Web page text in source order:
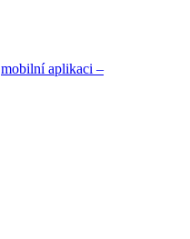
mobilní aplikaci –